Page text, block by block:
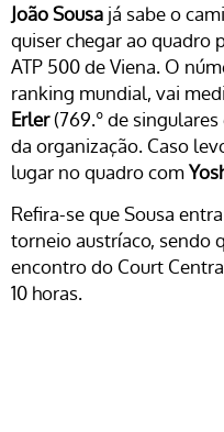
João Sousa já sabe o
quiser chegar ao quadro
ATP 500 de Viena. O
ranking mundial, vai
Erler(769.º de
da organização. Caso
lugar no quadro com
Refira-se que Sousa
torneio austríaco, sendo
encontro do Court
10 horas.